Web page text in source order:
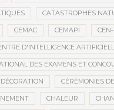
CATASTROPHES
CEMAC CEMAPI
D'INTELLIGENCE
DES EXAMENS ET
CÉRÉMONIES
CHALEUR